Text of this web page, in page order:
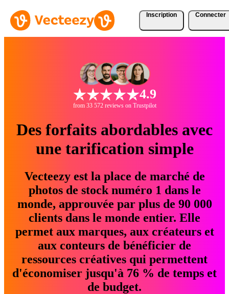
Inscription Connecter
4.9
from 33 572 reviews on Trustpilot
Des forfaits abordables avec
une tarification simple
Vecteezy est la place de marché de
photos de stock numéro 1 dans le
monde, approuvée par plus de 90 000
clients dans le monde entier. Elle
permet aux marques, aux créateurs et
aux conteurs de bénéficier de
ressources créatives qui permettent
d'économiser jusqu'à 76 % de temps et
de budget.